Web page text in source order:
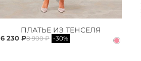
ПЛАТЬЕ ИЗ ТЕНСЕЛЯ
6 230 ₽8 900 ₽ -30%